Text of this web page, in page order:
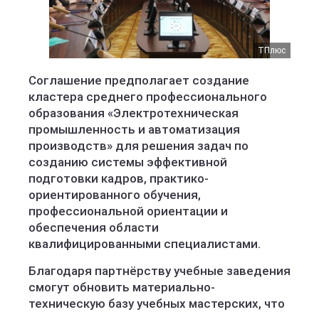
ТПлюс
Соглашение предполагает создание
кластера среднего профессионального
образования «Электротехническая
промышленность и автоматизация
производств» для решения задач по
созданию системы эффективной
подготовки кадров, практико-
ориентированного обучения,
профессиональной ориентации и
обеспечения области
квалифицированными специалистами.
Благодаря партнёрству учебные заведения
смогут обновить материально-
техническую базу учебных мастерских, что